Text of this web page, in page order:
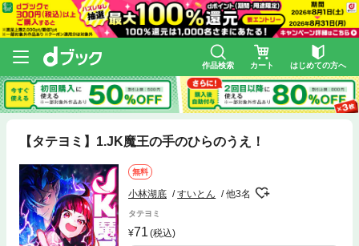
作品検索 カート はじめての方へ
【タテヨミ】1.JK魔王の手のひらのうえ！
無料
小林湖底 すいとん 他3名
タテヨミ
71 (税込)